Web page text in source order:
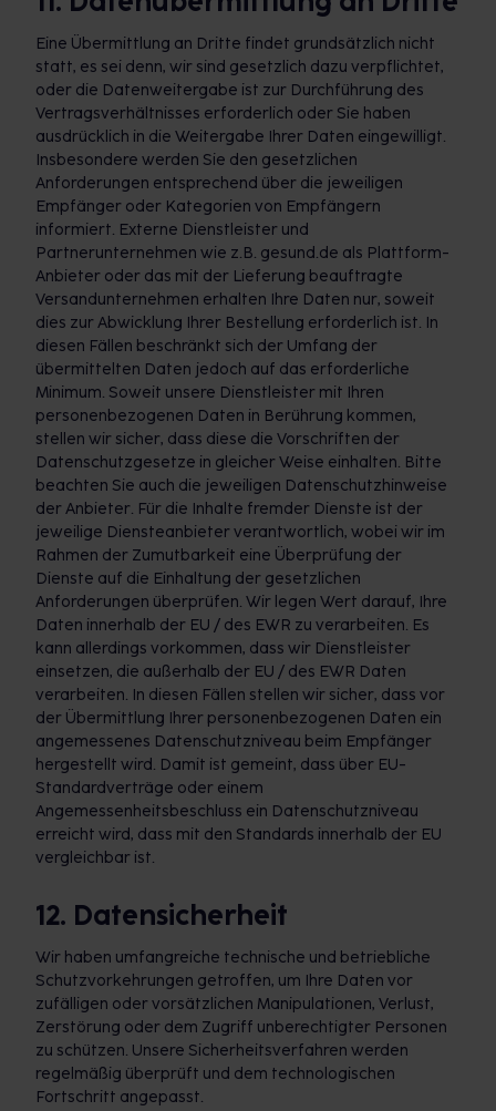
Eine Übermittlung an Dritte findet grundsätzlich nicht
statt, es sei denn, wir sind gesetzlich dazu verpflichtet,
oder die Datenweitergabe ist zur Durchführung des
Vertragsverhältnisses erforderlich oder Sie haben
ausdrücklich in die Weitergabe Ihrer Daten eingewilligt.
Insbesondere werden Sie den gesetzlichen
Anforderungen entsprechend über die jeweiligen
Empfänger oder Kategorien von Empfängern
informiert. Externe Dienstleister und
Partnerunternehmen wie z.B. gesund.de als Plattform-
Anbieter oder das mit der Lieferung beauftragte
Versandunternehmen erhalten Ihre Daten nur, soweit
dies zur Abwicklung Ihrer Bestellung erforderlich ist. In
diesen Fällen beschränkt sich der Umfang der
übermittelten Daten jedoch auf das erforderliche
Minimum. Soweit unsere Dienstleister mit Ihren
personenbezogenen Daten in Berührung kommen,
stellen wir sicher, dass diese die Vorschriften der
Datenschutzgesetze in gleicher Weise einhalten. Bitte
beachten Sie auch die jeweiligen Datenschutzhinweise
der Anbieter. Für die Inhalte fremder Dienste ist der
jeweilige Diensteanbieter verantwortlich, wobei wir im
Rahmen der Zumutbarkeit eine Überprüfung der
Dienste auf die Einhaltung der gesetzlichen
Anforderungen überprüfen. Wir legen Wert darauf, Ihre
Daten innerhalb der EU / des EWR zu verarbeiten. Es
kann allerdings vorkommen, dass wir Dienstleister
einsetzen, die außerhalb der EU / des EWR Daten
verarbeiten. In diesen Fällen stellen wir sicher, dass vor
der Übermittlung Ihrer personenbezogenen Daten ein
angemessenes Datenschutzniveau beim Empfänger
hergestellt wird. Damit ist gemeint, dass über EU-
Standardverträge oder einem
Angemessenheitsbeschluss ein Datenschutzniveau
erreicht wird, dass mit den Standards innerhalb der EU
vergleichbar ist.
12. Datensicherheit
Wir haben umfangreiche technische und betriebliche
Schutzvorkehrungen getroffen, um Ihre Daten vor
zufälligen oder vorsätzlichen Manipulationen, Verlust,
Zerstörung oder dem Zugriff unberechtigter Personen
zu schützen. Unsere Sicherheitsverfahren werden
regelmäßig überprüft und dem technologischen
Fortschritt angepasst.